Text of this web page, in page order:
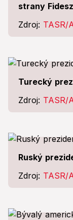
strany
Zdroj: TASR/
Turecký
Zdroj: TASR/
Ruský
Zdroj: TASR/